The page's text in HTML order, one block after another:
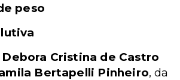
peso
Debora Cristina de Castro
Bertapelli Pinheiro, da